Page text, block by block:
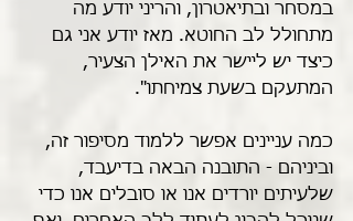
במסחר ובתיאטרון, והריני יודע מה
מתחולל לב החוטא. מאז יודע אני גם
כיצד יש ליישר את האילן הצעיר,
המתעקם בשעת צמיחתו".
כמה עניינים אפשר ללמוד מסיפור זה,
וביניהם - התובנה הבאה בדיעבד,
שלעיתים יורדים אנו או סובלים אנו כדי